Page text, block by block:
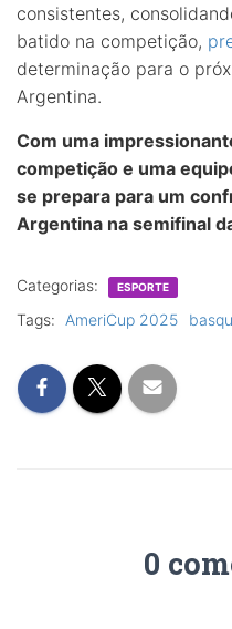
consistentes,
batido na competição,
determinação para o
Argentina.
Com uma
competição e uma
se prepara para um
Argentina na semifinal
Categorias: ESPORTE
Tags: AmeriCup 2025
0